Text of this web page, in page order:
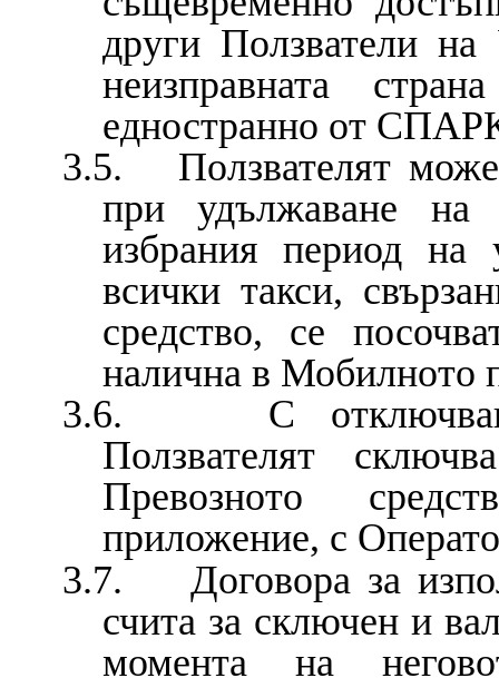
други Ползватели на
неизправната
едностранно от
3.5. Ползвателят може
при удължаване на
избрания период на
всички такси,
средство, се
налична в Мобилното
3.6. С
Ползвателят
Превозното
приложение, с
3.7. Договора за
счита за сключен и
момента на